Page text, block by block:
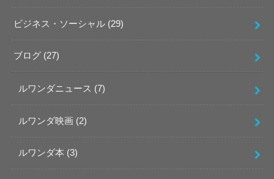
ビジネス・ソーシャル (29)
ブログ (27)
ルワンダニュース (7)
ルワンダ映画 (2)
ルワンダ本 (3)